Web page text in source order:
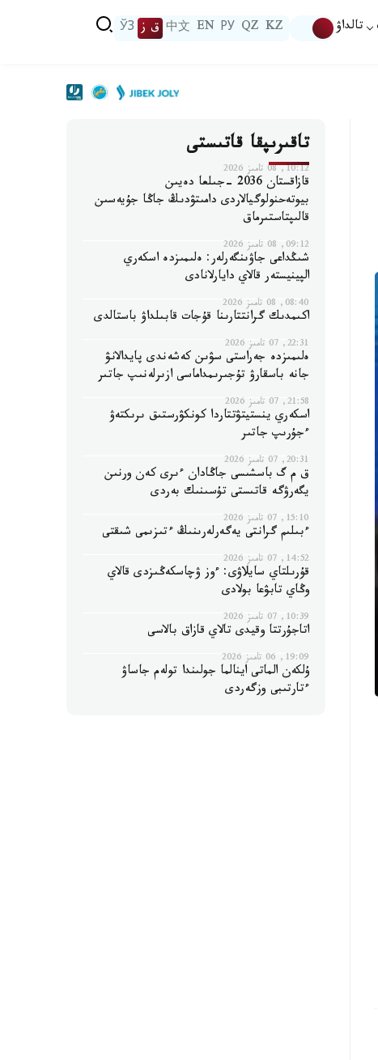
تالداۋ KZ
QZ
РУ
EN
中文 ق ز ЎЗ
تاقىرىپقا قاتىستى
10:12, 08 تامىز 2026
قازاقستان 2036 -جىلعا دەيىن
بيوتەحنولوگيالاردى دامىتۋدىڭ جاڭا جۇيەسىن
قالىپتاستىرماق
09:12, 08 تامىز 2026
شىڭداعى جاۋىنگەرلەر: ەلىمىزدە اسكەري
الپينيستەر قالاي دايارلانادى
08:40, 08 تامىز 2026
اكىمدىك گرانتتارىنا قۇجات قابىلداۋ باستالدى
22:31, 07 تامىز 2026
ەلىمىزدە جەراستى سۋىن كەشەندى پايدالانۋ
جانە باسقارۋ تۇجىرىمداماسى ازىرلەنىپ جاتىر
21:58, 07 تامىز 2026
اسكەري ينستيتۋتتاردا كونكۋرستىق ىرىكتەۋ
ءجۇرىپ جاتىر
20:31, 07 تامىز 2026
ق م گ باسشىسى جاڭادان ءىرى كەن ورنىن
يگەرۋگە قاتىستى تۇسىنىك بەردى
15:10, 07 تامىز 2026
ءبىلىم گرانتى يەگەرلەرىنىڭ ءتىزىمى شىقتى
14:52, 07 تامىز 2026
قۇرىلتاي سايلاۋى: ءوز ۋچاسكەڭىزدى قالاي
وڭاي تابۋعا بولادى
10:39, 07 تامىز 2026
اتاجۇرتتا وقيدى تالاي قازاق بالاسى
19:09, 06 تامىز 2026
ۇلكەن الماتى اينالما جولىندا تولەم جاساۋ
ءتارتىبى وزگەردى